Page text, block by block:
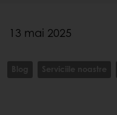
13 mai 2025
Blog Serviciile noastre